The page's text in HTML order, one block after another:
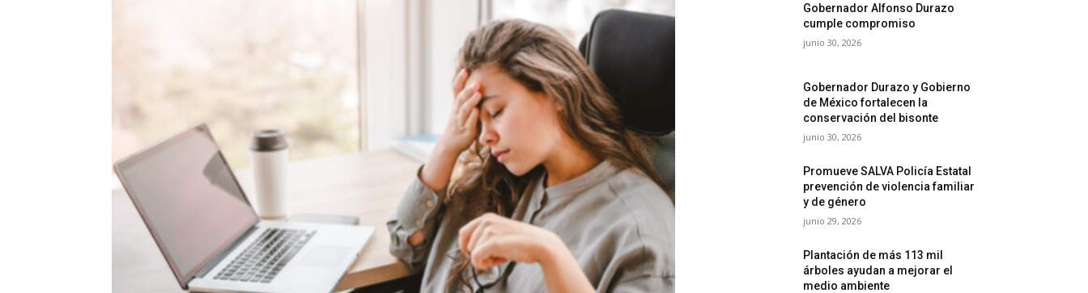
Gobernador Alfonso Durazo
cumple compromiso
junio 30, 2026
Gobernador Durazo y Gobierno
de México fortalecen la
conservación del bisonte
junio 30, 2026
Promueve SALVA Policía Estatal
prevención de violencia familiar
y de género
junio 29, 2026
Plantación de más 113 mil
árboles ayudan a mejorar el
medio ambiente